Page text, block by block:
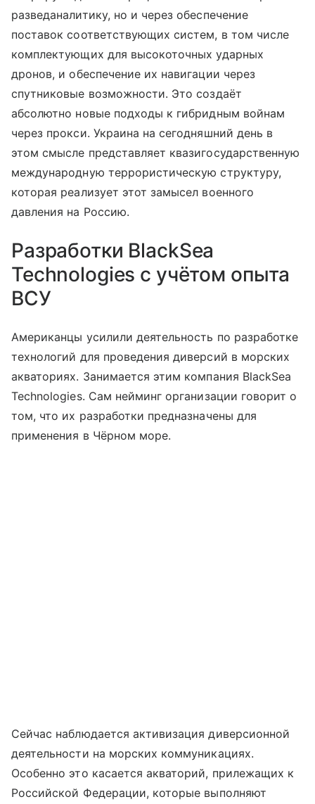
разведаналитику, но и через обеспечение
поставок соответствующих систем, в том числе
комплектующих для высокоточных ударных
дронов, и обеспечение их навигации через
спутниковые возможности. Это создаёт
абсолютно новые подходы к гибридным войнам
через прокси. Украина на сегодняшний день в
этом смысле представляет квазигосударственную
международную террористическую структуру,
которая реализует этот замысел военного
давления на Россию.
Разработки BlackSea
Technologies с учётом опыта
ВСУ
Американцы усилили деятельность по разработке
технологий для проведения диверсий в морских
акваториях. Занимается этим компания BlackSea
Technologies. Сам нейминг организации говорит о
том, что их разработки предназначены для
применения в Чёрном море.
Сейчас наблюдается активизация диверсионной
деятельности на морских коммуникациях.
Особенно это касается акваторий, прилежащих к
Российской Федерации, которые выполняют